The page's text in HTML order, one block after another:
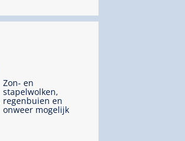
Zon- en
stapelwolken,
regenbuien en
onweer mogelijk